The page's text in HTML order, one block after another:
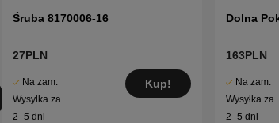
Śruba 8170006-16
27PLN
Na zam.
Wysyłka za
2–5 dni
Kup!
Dolna
163PLN
Na zam.
Wysyłka za
2–5 dni